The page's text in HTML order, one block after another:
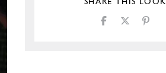
SHARE THIS LOOK